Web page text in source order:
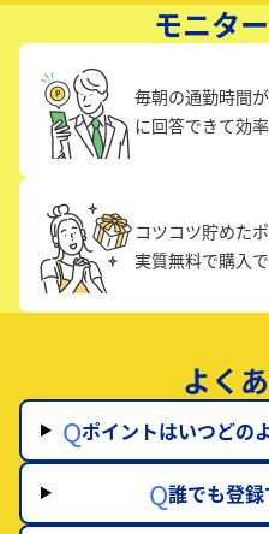
モニタ
毎朝の通勤時間
に回答できて効
コツコツ貯めた
実質無料で購入
よく
Qポイントはいつどの
Q誰でも登